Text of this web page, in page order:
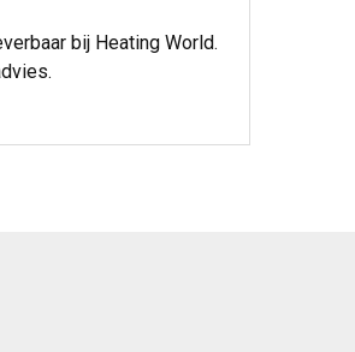
bij Heating World.